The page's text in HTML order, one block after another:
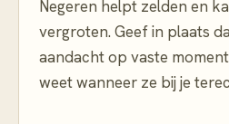
Negeren helpt zelden en
vergroten. Geef in plaats
aandacht op vaste
weet wanneer ze bij je